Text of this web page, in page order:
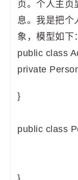
页。个人主页
息。我是把个
象，模型如下：
public class
private
}
public class
}